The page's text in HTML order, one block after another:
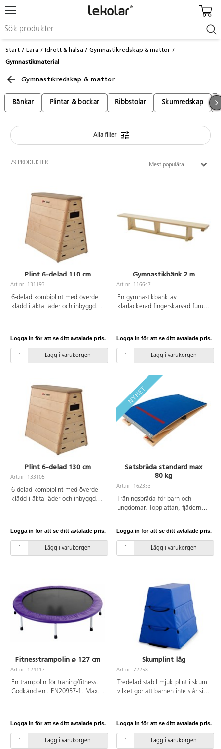
Möbler & inredning
Lekplatsutrustning & utemiljö
Leka
Lära
Barnvagnar & småbarnsartiklar
Skolförbrukning & kontorsmaterial
Logga in / Registrera dig
Hitta din säljare
Start Lära Idrott & hälsa
Gymnastikredskap & mattor
Gymnastikmaterial
Gymnastikredskap & mattor
Bänkar Plintar & bockar Ribbstolar Skumredskap
Alla filter
79 PRODUKTER Mest populära
Plint 6-delad 110 cm
Art.nr: 131193
6-delad kombiplint med överdel
klädd i äkta läder och inbyggd
höjd 102 cm.
Logga in för att se ditt avtalade pris.
Lägg i varukorgen
Gymnastikbänk 2 m
Art.nr: 116647
En gymnastikbänk av
klarlackerad fingerskarvad furu
glida på underlaget.
L200xB22xH30 cm. Balansskivan
undertill är 10 cm bred. Godkänd
and PN-EN 913:2008.
Logga in för att se ditt avtalade pris.
Lägg i varukorgen
Plint 6-delad 130 cm
Art.nr: 133105
6-delad kombiplint med överdel
klädd i äkta läder och inbyggd
höjd 102 cm.
Logga in för att se ditt avtalade pris.
Lägg i varukorgen
Satsbräda standard max
80 kg
Art.nr: 162353
Träningsbräda för barn och
ungdomar. Topplattan, fjädern
lämplig elasticitet och
återhämtning. Springbrädan är
klädd med heltäckningsmatta.
höjd: 15 cm. Uppfyller EN 913.
Logga in för att se ditt avtalade pris.
Lägg i varukorgen
Fitnesstrampolin ø 127 cm
Art.nr: 124417
En trampolin för träning/fitness.
Godkänd enl. EN20957-1. Max
Logga in för att se ditt avtalade pris.
Lägg i varukorgen
Skumplint låg
Art.nr: 72258
Tredelad stabil mjuk plint i skum
vilket gör att barnen inte slår sig
använda både var för sig eller
tillsammans. Bärhandtag på
nedersta delen för enklare
Logga in för att se ditt avtalade pris.
Lägg i varukorgen